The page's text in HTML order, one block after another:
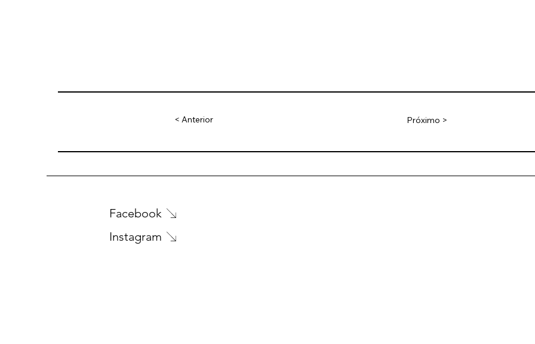
< Anterior Próximo >
Facebook
Instagram